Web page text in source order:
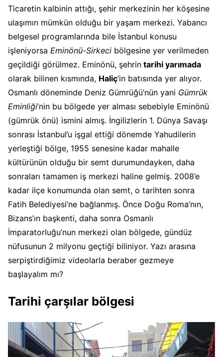
Ticaretin kalbinin attığı, şehir merkezinin her köşesine
ulaşımın mümkün olduğu bir yaşam merkezi. Yabancı
belgesel programlarında bile İstanbul konusu
işleniyorsa Eminönü-Sirkeci bölgesine yer verilmeden
geçildiği görülmez. Eminönü, şehrin tarihi yarımada
olarak bilinen kısmında, Haliç’in batısında yer alıyor.
Osmanlı döneminde Deniz Gümrüğü’nün yani Gümrük
Eminliği’nin bu bölgede yer alması sebebiyle Eminönü
(gümrük önü) ismini almış. İngilizlerin 1. Dünya Savaşı
sonrası İstanbul’u işgal ettiği dönemde Yahudilerin
yerleştiği bölge, 1955 senesine kadar mahalle
kültürünün olduğu bir semt durumundayken, daha
sonraları tamamen iş merkezi haline gelmiş. 2008’e
kadar ilçe konumunda olan semt, o tarihten sonra
Fatih Belediyesi’ne bağlanmış. Önce Doğu Roma’nın,
Bizans’ın başkenti, daha sonra Osmanlı
İmparatorluğu’nun merkezi olan bölgede, gündüz
nüfusunun 2 milyonu geçtiği biliniyor. Yazı arasına
serpiştirdiğimiz videolarla beraber gezmeye
başlayalım mı?
Tarihi çarşılar bölgesi